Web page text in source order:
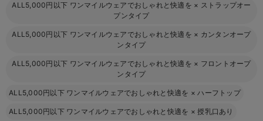
ALL5,000円以下 ワンマイルウェアでおしゃれと快適を × ストラップオー
プンタイプ
ALL5,000円以下 ワンマイルウェアでおしゃれと快適を × カンタンオープ
ンタイプ
ALL5,000円以下 ワンマイルウェアでおしゃれと快適を × フロントオープ
ンタイプ
ALL5,000円以下 ワンマイルウェアでおしゃれと快適を ×ハーフトップ
ALL5,000円以下 ワンマイルウェアでおしゃれと快適を ×授乳口あり